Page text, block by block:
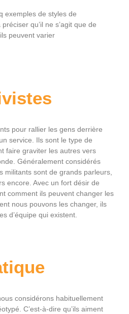
exemples de styles de
qu’il ne s’agit que de
peuvent varier
pour rallier les gens derrière
service. Ils sont le type de
faire graviter les autres vers
Généralement considérés
militants sont de grands parleurs,
encore. Avec un fort désir de
comment ils peuvent changer les
nous pouvons les changer, ils
d’équipe qui existent.
considérons habituellement
C’est-à-dire qu’ils aiment